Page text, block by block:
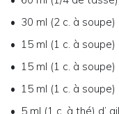
30 ml (2 c. à soupe)
15 ml (1 c. à soupe)
15 ml (1 c. à soupe)
15 ml (1 c. à soupe)
5 ml (1 c. à thé) d’